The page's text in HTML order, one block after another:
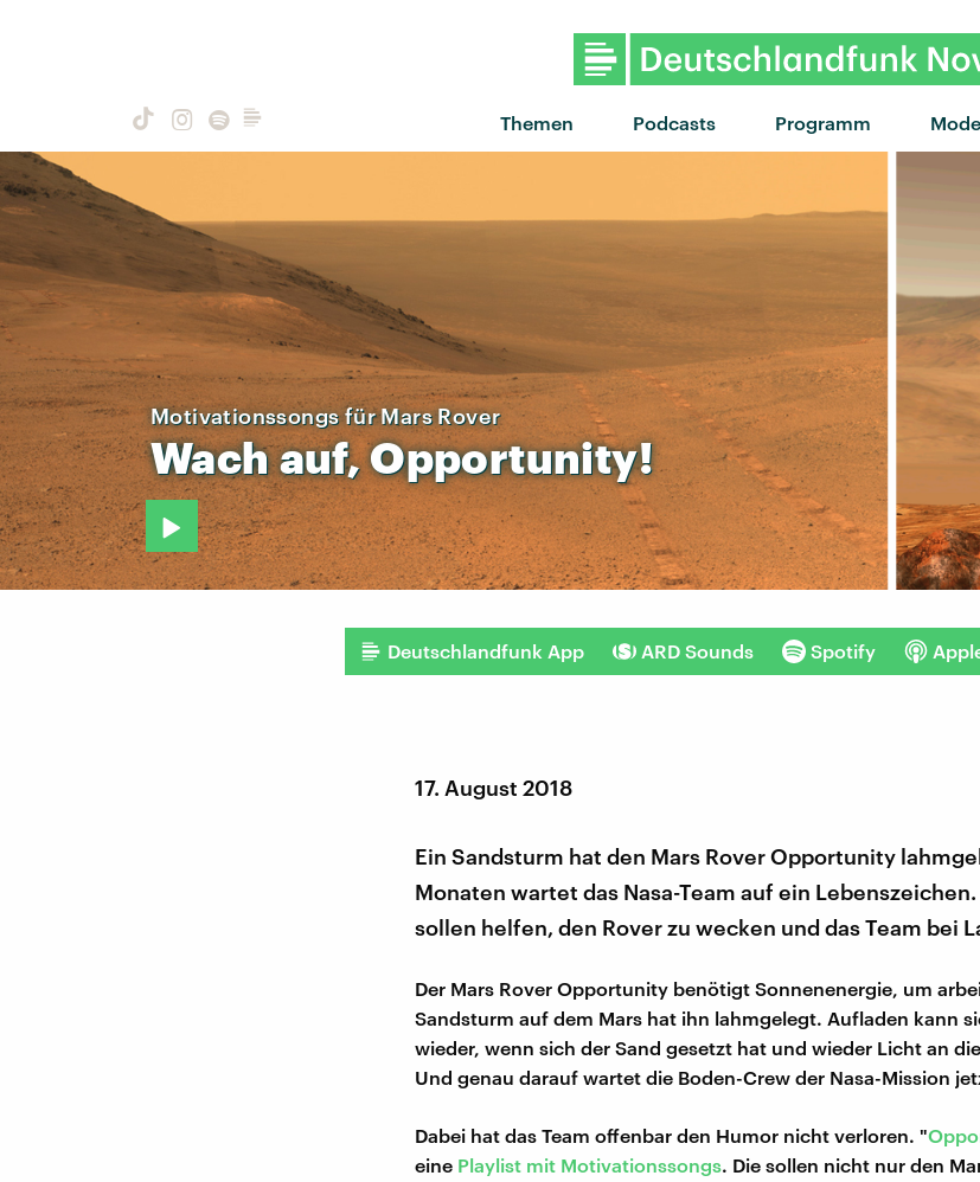
Themen Podcasts Programm
"Happy now" von
Motivationssongs für Mars Rover
Wachauf,Opportunity!
Deutschlandfunk App ARD Sounds Spotify
17. August 2018
Ein Sandsturm hat den Mars Rover Opportunity
Monaten wartet das Nasa-Team auf ein
sollen helfen, den Rover zu wecken und das Team bei
Der Mars Rover Opportunity benötigt Sonnenenergie, um
Sandsturm auf dem Mars hat ihn lahmgelegt. Aufladen kann
wieder, wenn sich der Sand gesetzt hat und wieder Licht an
Und genau darauf wartet die Boden-Crew der Nasa-Mission
Dabei hat das Team offenbar den Humor nicht verloren. "
eine Playlist mit Motivationssongs. Die sollen nicht nur den